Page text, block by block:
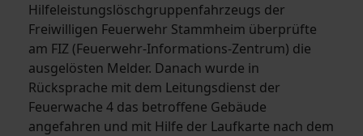
Hilfeleistungslöschgruppenfahrzeugs der
Freiwilligen Feuerwehr Stammheim überprüfte
am FIZ (Feuerwehr-Informations-Zentrum) die
ausgelösten Melder. Danach wurde in
Rücksprache mit dem Leitungsdienst der
Feuerwache 4 das betroffene Gebäude
angefahren und mit Hilfe der Laufkarte nach dem